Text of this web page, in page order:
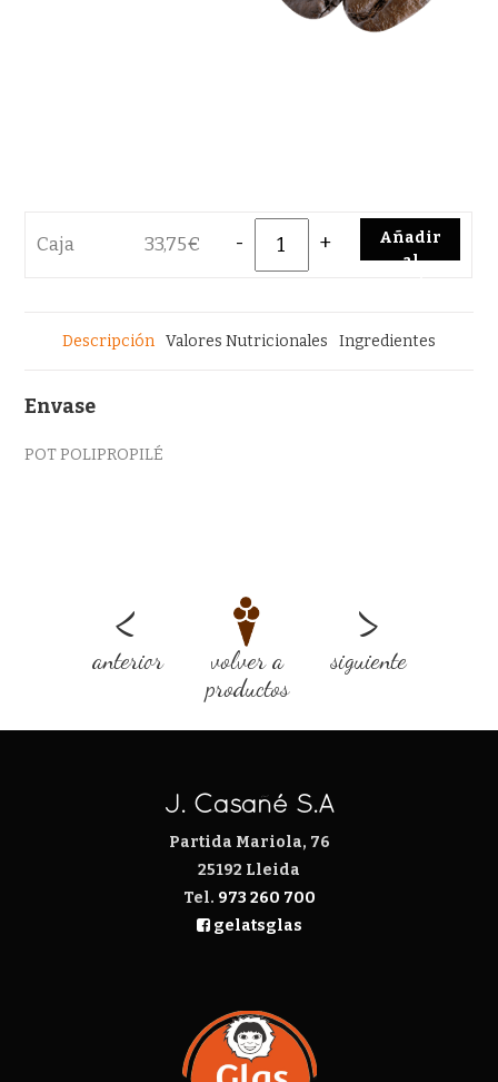
Caja 33,75€
Añadir
al
Descripción Valores Nutricionales Ingredientes
Envase
POT POLIPROPILÉ
<
anterior
volver a
productos
>
siguiente
J. Casañé S.A
Partida Mariola, 76
25192 Lleida
Tel. 973 260 700
gelatsglas